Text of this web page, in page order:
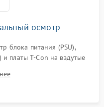
осмотр
блока питания (PSU),
платы T-Con на вздутые
и целостности шлейфов.